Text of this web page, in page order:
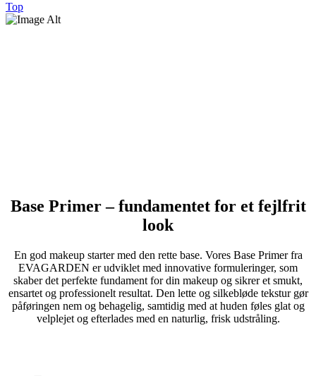
Top
Base Primer – fundamentet for et fejlfrit
look
En god makeup starter med den rette base. Vores Base Primer fra
EVAGARDEN er udviklet med innovative formuleringer, som
skaber det perfekte fundament for din makeup og sikrer et smukt,
ensartet og professionelt resultat. Den lette og silkebløde tekstur gør
påføringen nem og behagelig, samtidig med at huden føles glat og
velplejet og efterlades med en naturlig, frisk udstråling.